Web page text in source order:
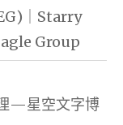
｜Starry
Group
—星空文字博